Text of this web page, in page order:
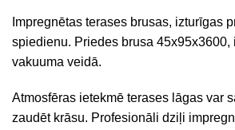
Impregnētas terases brusas, izturīgas
spiedienu. Priedes brusa 45x95x3600,
vakuuma veidā.
Atmosfēras ietekmē terases lāgas var
zaudēt krāsu. Profesionāli dziļi